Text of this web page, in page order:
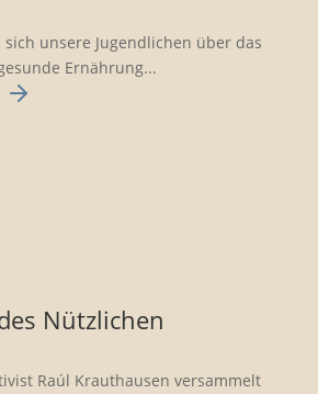
unsere Jugend­li­chen über das
Ernäh­rung...
Nützli­chen
Raúl Krauthausen versammelt